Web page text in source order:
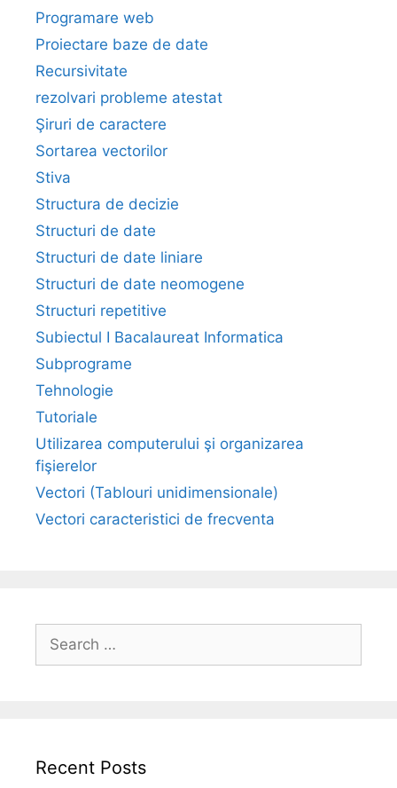
Programare web
Proiectare baze de date
Recursivitate
rezolvari probleme atestat
Şiruri de caractere
Sortarea vectorilor
Stiva
Structura de decizie
Structuri de date
Structuri de date liniare
Structuri de date neomogene
Structuri repetitive
Subiectul I Bacalaureat Informatica
Subprograme
Tehnologie
Tutoriale
Utilizarea computerului şi organizarea
fişierelor
Vectori (Tablouri unidimensionale)
Vectori caracteristici de frecventa
Search
for:
Recent Posts